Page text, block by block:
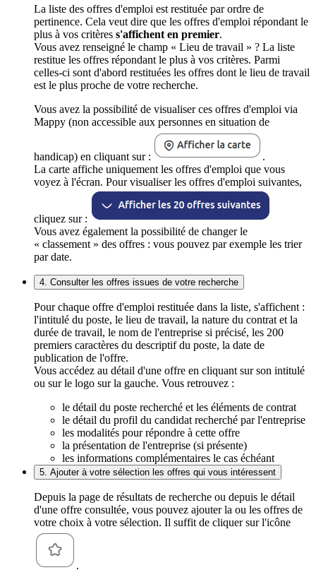
La liste des offres d'emploi est restituée par ordre de
pertinence. Cela veut dire que les offres d'emploi répondant le
plus à vos critères s'affichent en premier.
Vous avez renseigné le champ « Lieu de travail » ? La liste
restitue les offres répondant le plus à vos critères. Parmi
celles-ci sont d'abord restituées les offres dont le lieu de travail
est le plus proche de votre recherche.
Vous avez la possibilité de visualiser ces offres d'emploi via
Mappy (non accessible aux personnes en situation de
handicap) en cliquant sur :
.
La carte affiche uniquement les offres d'emploi que vous
voyez à l'écran. Pour visualiser les offres d'emploi suivantes,
cliquez sur :
Vous avez également la possibilité de changer le
« classement » des offres : vous pouvez par exemple les trier
par date.
4. Consulter les offres issues de votre recherche
Pour chaque offre d'emploi restituée dans la liste, s'affichent :
l'intitulé du poste, le lieu de travail, la nature du contrat et la
durée de travail, le nom de l'entreprise si précisé, les 200
premiers caractères du descriptif du poste, la date de
publication de l'offre.
Vous accédez au détail d'une offre en cliquant sur son intitulé
ou sur le logo sur la gauche. Vous retrouvez :
le détail du poste recherché et les éléments de contrat
le détail du profil du candidat recherché par l'entreprise
les modalités pour répondre à cette offre
la présentation de l'entreprise (si présente)
les informations complémentaires le cas échéant
5. Ajouter à votre sélection les offres qui vous intéressent
Depuis la page de résultats de recherche ou depuis le détail
d'une offre consultée, vous pouvez ajouter la ou les offres de
votre choix à votre sélection. Il suffit de cliquer sur l'icône
.